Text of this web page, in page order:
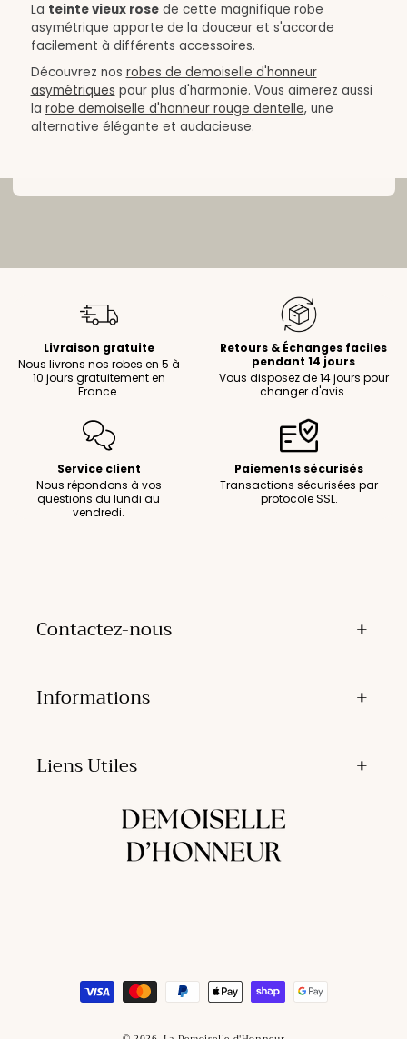
La teinte vieux rosede cette magnifique robe
asymétrique apporte de la douceur et s'accorde
facilement à différents accessoires.
Découvrez nos robes de demoiselle d'honneur
asymétriques pour plus d'harmonie. Vous aimerez aussi
la robe demoiselle d'honneur rouge dentelle, une
alternative élégante et audacieuse.
Livraison gratuite
Nous livrons nos robes en 5 à
10 jours gratuitement en
France.
Retours & Échanges faciles
pendant 14 jours
Vous disposez de 14 jours pour
changer d'avis.
Service client
Nous répondons à vos
questions du lundi au
vendredi.
Paiements sécurisés
Transactions sécurisées par
protocole SSL.
Contactez-nous
Informations
Liens Utiles
de
paiement